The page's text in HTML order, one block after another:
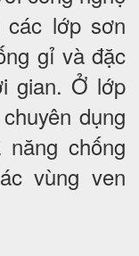
lớp sơn
gỉ và đặc
gian. Ở lớp
dụng
chống
vùng ven